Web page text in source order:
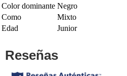
Color dominante Negro
Como
Mixto
Edad
Junior